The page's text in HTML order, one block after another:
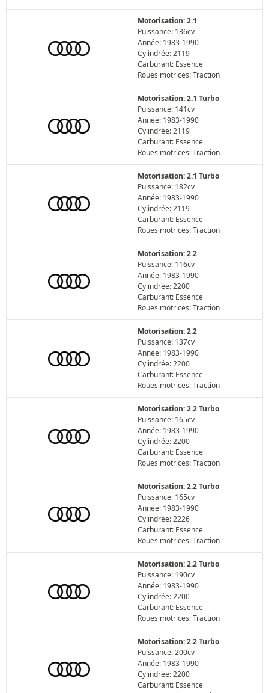
Motorisation: 2.1
Puissance: 136cv
Année: 1983-1990
Cylindrée: 2119
Carburant: Essence
Roues motrices: Traction
Motorisation: 2.1 Turbo
Puissance: 141cv
Année: 1983-1990
Cylindrée: 2119
Carburant: Essence
Roues motrices: Traction
Motorisation: 2.1 Turbo
Puissance: 182cv
Année: 1983-1990
Cylindrée: 2119
Carburant: Essence
Roues motrices: Traction
Motorisation: 2.2
Puissance: 116cv
Année: 1983-1990
Cylindrée: 2200
Carburant: Essence
Roues motrices: Traction
Motorisation: 2.2
Puissance: 137cv
Année: 1983-1990
Cylindrée: 2200
Carburant: Essence
Roues motrices: Traction
Motorisation: 2.2 Turbo
Puissance: 165cv
Année: 1983-1990
Cylindrée: 2200
Carburant: Essence
Roues motrices: Traction
Motorisation: 2.2 Turbo
Puissance: 165cv
Année: 1983-1990
Cylindrée: 2226
Carburant: Essence
Roues motrices: Traction
Motorisation: 2.2 Turbo
Puissance: 190cv
Année: 1983-1990
Cylindrée: 2200
Carburant: Essence
Roues motrices: Traction
Motorisation: 2.2 Turbo
Puissance: 200cv
Année: 1983-1990
Cylindrée: 2200
Carburant: Essence